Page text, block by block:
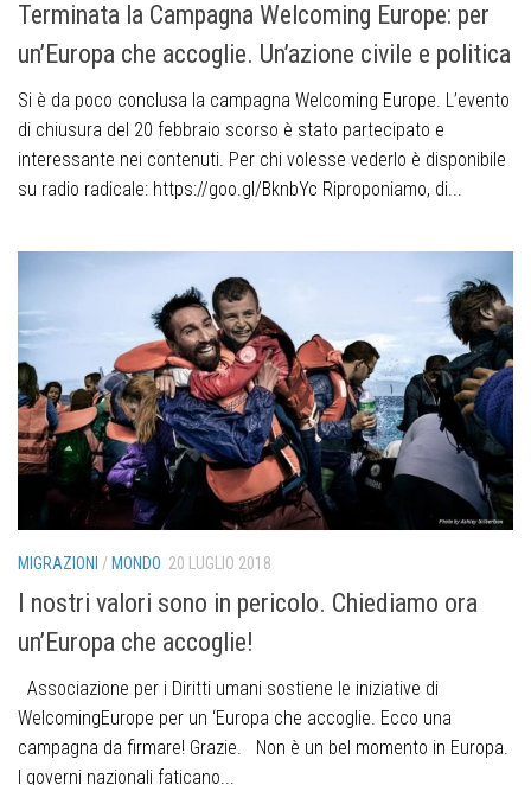
Terminata la Campagna Welcoming Europe: per
un’Europa che accoglie. Un’azione civile e politica
Si è da poco conclusa la campagna Welcoming Europe. L’evento
di chiusura del 20 febbraio scorso è stato partecipato e
interessante nei contenuti. Per chi volesse vederlo è disponibile
su radio radicale: https://goo.gl/BknbYc Riproponiamo, di...
MIGRAZIONI / MONDO 20 LUGLIO 2018
I nostri valori sono in pericolo. Chiediamo ora
un’Europa che accoglie!
Associazione per i Diritti umani sostiene le iniziative di
WelcomingEurope per un ‘Europa che accoglie. Ecco una
campagna da firmare! Grazie. Non è un bel momento in Europa.
I governi nazionali faticano...